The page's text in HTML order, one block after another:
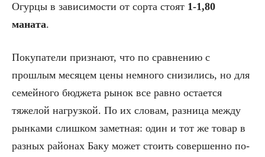
Огурцы в зависимости от сорта стоят 1-1,80
маната.
Покупатели признают, что по сравнению с
прошлым месяцем цены немного снизились, но для
семейного бюджета рынок все равно остается
тяжелой нагрузкой. По их словам, разница между
рынками слишком заметная: один и тот же товар в
разных районах Баку может стоить совершенно по-